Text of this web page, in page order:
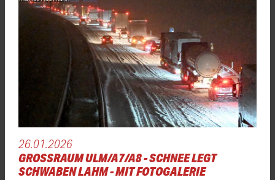
26.01.2026
GROSSRAUM ULM/A7/A8 - SCHNEE LEGT S
CHWABEN LAHM - MIT FOTOGALERIE